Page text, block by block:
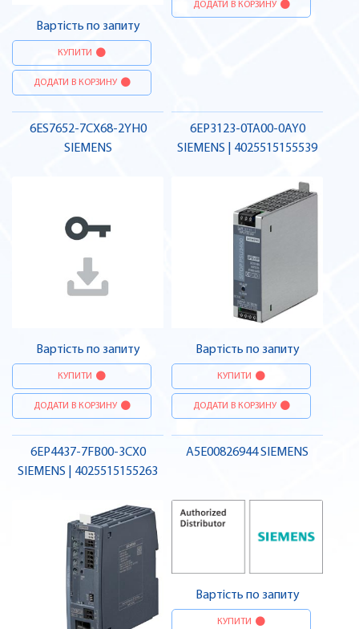
Вартість по запиту
КУПИТИ
ДОДАТИ В КОРЗИНУ
ДОДАТИ В КОРЗИНУ
6ES7652-7CX68-2YH0
SIEMENS
Вартість по запиту
КУПИТИ
ДОДАТИ В КОРЗИНУ
6EP3123-0TA00-0AY0
SIEMENS | 4025515155539
Вартість по запиту
КУПИТИ
ДОДАТИ В КОРЗИНУ
6EP4437-7FB00-3CX0
SIEMENS | 4025515155263
A5E00826944 SIEMENS
Вартість по запиту
КУПИТИ